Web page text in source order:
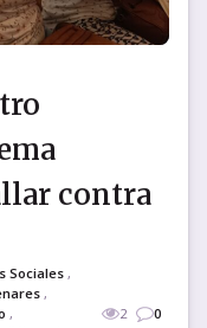
contra
Sociales,
,
,
2 0